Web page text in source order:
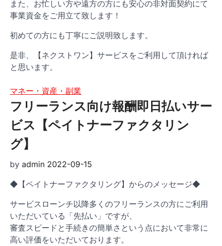
また、お忙しい方や遠方の方にも安心の非対面契約にて
事業資金をご用立て致します！
初めての方にも丁寧にご説明致します。
是非、【ネクストワン】サービスをご利用して頂ければ
と思います。
マネー・資産・副業
フリーランス向け報酬即日払いサー
ビス【ペイトナーファクタリン
グ】
by admin 2022-09-15
◆【ペイトナーファクタリング】からのメッセージ◆
サービスローンチ以降多くのフリーランスの方にご利用
いただいている「先払い」ですが、
審査スピードと手続きの簡単さという点において非常に
高い評価をいただいております。